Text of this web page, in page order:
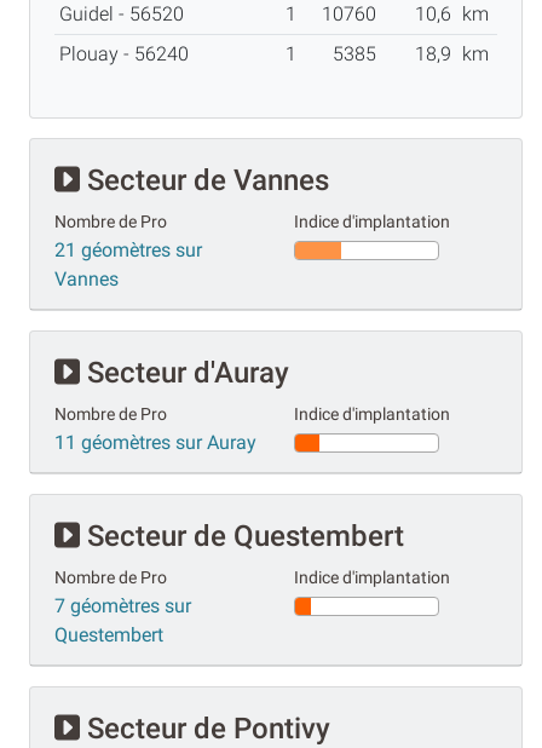
Guidel - 56520
1 10760 10,6 km
Plouay - 56240
1 5385 18,9 km
Secteur de Vannes
Nombre de Pro
21 géomètres sur
Vannes
Indice d'implantation
Secteur d'Auray
Nombre de Pro
11 géomètres sur Auray
Indice d'implantation
Secteur de Questembert
Nombre de Pro
7 géomètres sur
Questembert
Indice d'implantation
Secteur de Pontivy